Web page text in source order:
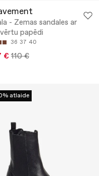
- Zemas sandales ar
papēdi
36 37 40
€ 110 €
atlaide